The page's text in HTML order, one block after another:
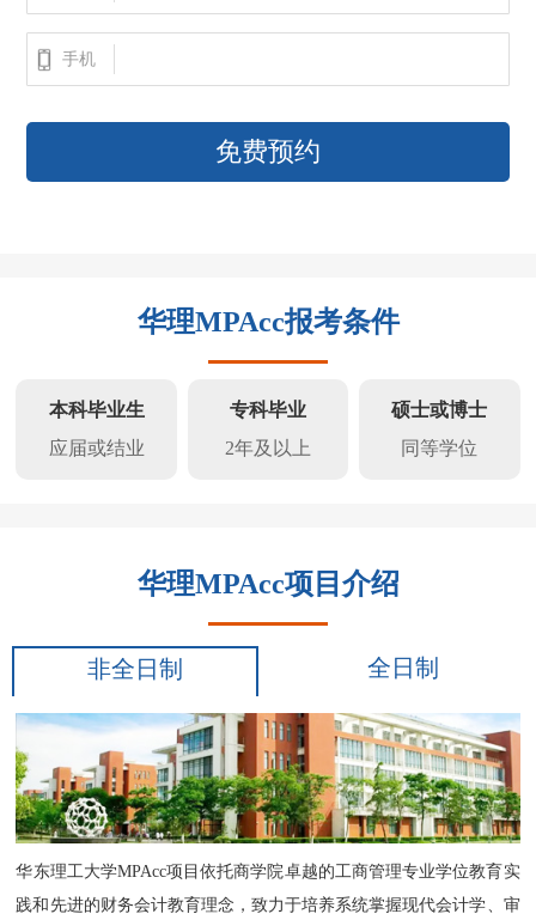
手机
免费预约
华理MPAcc报考条件
本科毕业生
应届或结业
专科毕业
2年及以上
硕士或博士
同等学位
华理MPAcc项目介绍
非全日制 全日制
华东理工大学MPAcc项目依托商学院卓越的工商管理专业学位教育实
践和先进的财务会计教育理念，致力于培养系统掌握现代会计学、审